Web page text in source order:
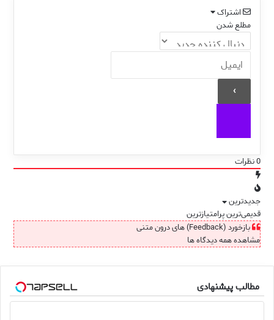
اشتراک
مطلع شدن
0نظرات
جدیدترین
قدیمی‌ترینپرامتیازترین
بازخورد (Feedback) های درون متنی
مشاهده همه دیدگاه ها
مطالب پیشنهادی